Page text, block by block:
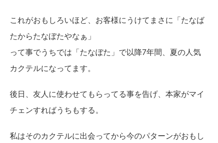
これがおもしろいほど、お客様にうけてまさに「たなば
たからたなぼたやなぁ」
って事でうちでは「たなぼた」で以降7年間、夏の人気
カクテルになってます。
後日、友人に使わせてもらってる事を告げ、本家がマイ
チェンすればうちもする。
私はそのカクテルに出会ってから今のパターンがおもし